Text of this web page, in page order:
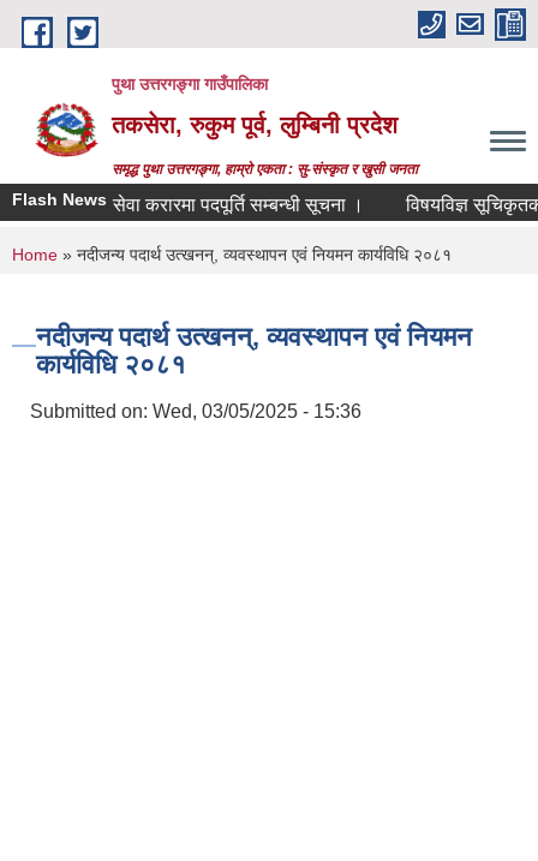
Skip to main content
पुथा उत्तरगङ्गा गाउँपालिका
तकसेरा, रुकुम पूर्व, लुम्बिनी प्रदेश
समृद्ध पुथा उत्तरगङ्गा, हाम्रो एकता : सु-संस्कृत र खुसी जनता
Flash Newsसेवा करारमा पदपूर्ति सम्बन्धी सूचना । विषयविज्ञ सूचिकृतको
You are here
Home » नदीजन्य पदार्थ उत्खनन्, व्यवस्थापन एवं नियमन कार्यविधि २०८१
नदीजन्य पदार्थ उत्खनन्, व्यवस्थापन एवं नियमन
कार्यविधि २०८१
Submitted on: Wed, 03/05/2025 - 15:36